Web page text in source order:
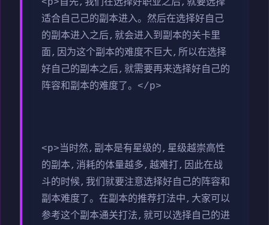
<p>首先,我们在选择好职业之后,就要选择
适合自己己的副本进入。然后在选择好自己
的副本进入之后,就会进入到副本的关卡里
面,因为这个副本的难度不巨大,所以在选择
好自己的副本之后,就需要再来选择好自己的
阵容和副本的难度了。</p>
<p>当时然,副本是有星级的,星级越崇高性
的副本,消耗的体量越多,越难打,因此在战
斗的时候,我们就要注意选择好自己的阵容和
副本难度了。在副本的推荐打法中,大家可以
参考这个副本通关打法,就可以选择自己的进